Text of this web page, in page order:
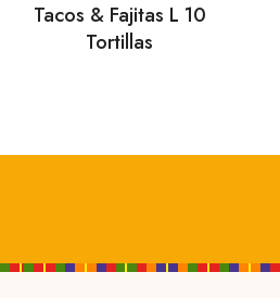
Tacos & Fajitas L 10
Tortillas